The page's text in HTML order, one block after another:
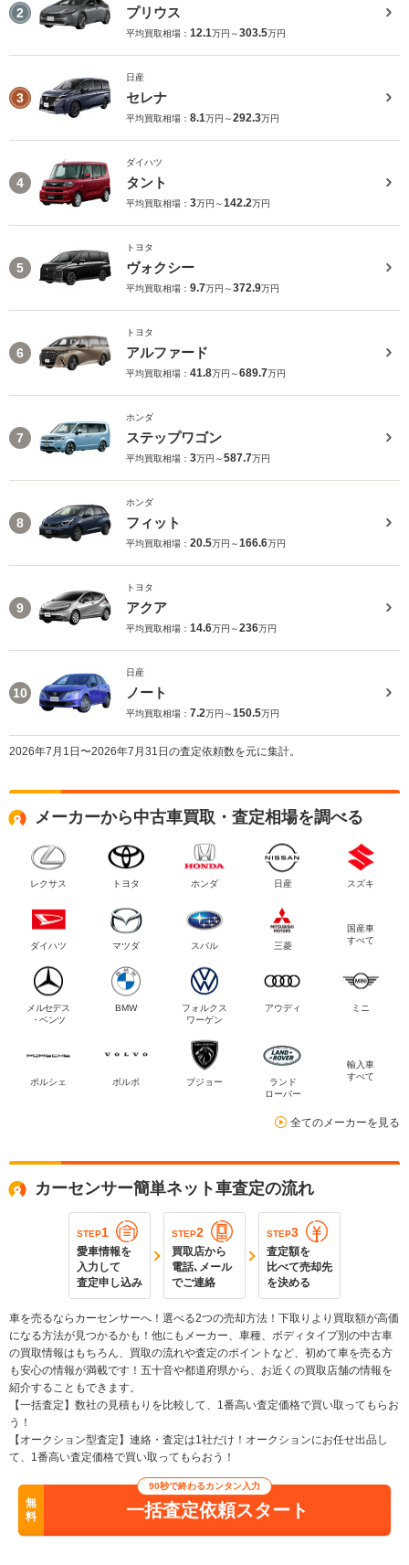
2 プリウス
平均買取相場： 12.1万円～303.5万円
3
日産
セレナ
平均買取相場： 8.1万円～292.3万円
4
ダイハツ
タント
平均買取相場： 3万円～142.2万円
5
トヨタ
ヴォクシー
平均買取相場： 9.7万円～372.9万円
6
トヨタ
アルファード
平均買取相場： 41.8万円～689.7万円
7
ホンダ
ステップワゴン
平均買取相場： 3万円～587.7万円
8
ホンダ
フィット
平均買取相場： 20.5万円～166.6万円
9
トヨタ
アクア
平均買取相場： 14.6万円～236万円
10
日産
ノート
平均買取相場： 7.2万円～150.5万円
2026年7月1日〜2026年7月31日の査定依頼数を元に集計。
メーカーから中古車買取・査定相場を調べる
レクサス トヨタ ホンダ 日産 スズキ
ダイハツ マツダ スバル 三菱
国産車
すべて
メルセデス
・ベンツ
BMW
フォルクス
ワーゲン
アウディ ミニ
ポルシェ ボルボ プジョー
ランド
ローバー
輸入車
すべて
全てのメーカーを見る
カーセンサー簡単ネット車査定の流れ
STEP1
愛車情報を
入力して
査定申し込み
STEP2
買取店から
電話､メール
でご連絡
STEP3
査定額を
比べて売却先
を決める
車を売るならカーセンサーへ！選べる2つの売却方法！下取りより買取額が高価
になる方法が見つかるかも！他にもメーカー、車種、ボディタイプ別の中古車
の買取情報はもちろん、買取の流れや査定のポイントなど、初めて車を売る方
も安心の情報が満載です！五十音や都道府県から、お近くの買取店舗の情報を
紹介することもできます。
【一括査定】数社の見積もりを比較して、1番高い査定価格で買い取ってもらお
う！
【オークション型査定】連絡・査定は1社だけ！オークションにお任せ出品し
て、1番高い査定価格で買い取ってもらおう！
無
料
90秒で終わるカンタン入力
一括査定依頼スタート